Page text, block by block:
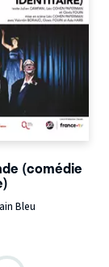
(comédie
Bleu